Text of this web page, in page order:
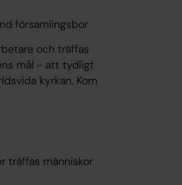
församlingsbor
och träffas
mål - att tydligt
kyrkan. Kom
träffas människor